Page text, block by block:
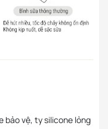
bảo vệ, ty silicone lỏng